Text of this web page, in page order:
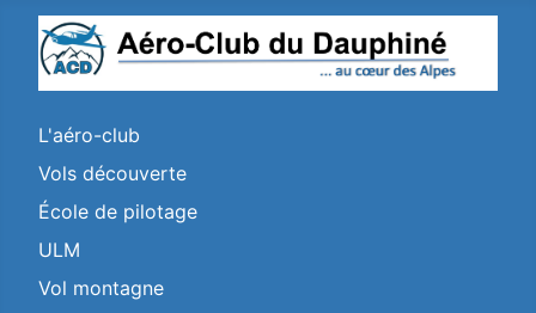
L'aéro-club
Vols découverte
École de pilotage
ULM
Vol montagne